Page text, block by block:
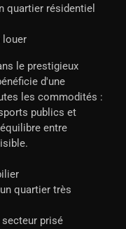
quartier résidentiel
louer
le prestigieux
d'une
les commodités :
publics et
entre
quartier très
secteur prisé